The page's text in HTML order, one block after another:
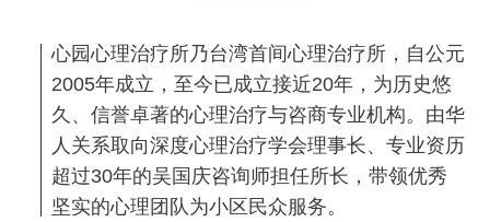
心园心理治疗所乃台湾首间心理治疗所，自公元
2005年成立，至今已成立接近20年，为历史悠
久、信誉卓著的心理治疗与咨商专业机构。由华
人关系取向深度心理治疗学会理事长、专业资历
超过30年的吴国庆咨询师担任所长，带领优秀
坚实的心理团队为小区民众服务。